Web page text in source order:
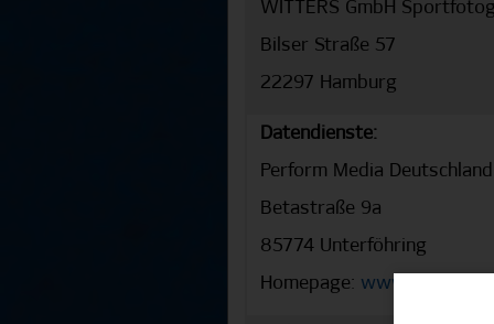
WITTERS GmbH
Bilser Straße 57
22297 Hamburg
Datendienste:
Perform Media Deutschland
Betastraße 9a
85774 Unterföhring
Homepage: